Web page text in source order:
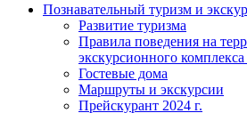
Познавательный туризм и
Развитие туризма
Правила поведения на
экскурсионного
Гостевые дома
Маршруты и экскурсии
Прейскурант 2024 г.